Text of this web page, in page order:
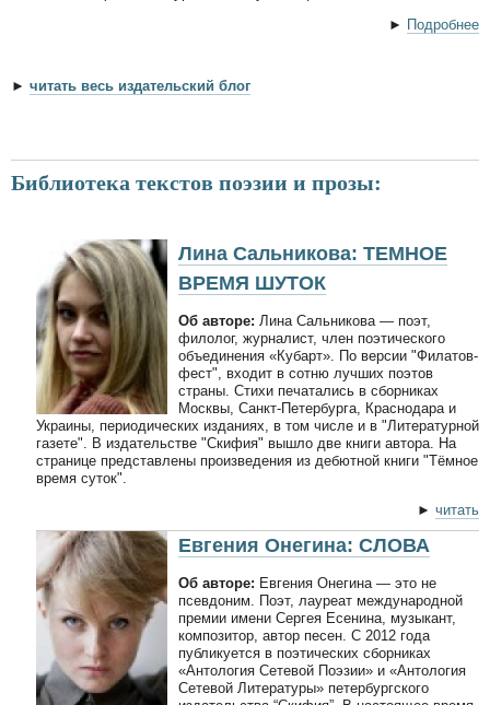
► Подробнее
► читать весь издательский блог
Библиотека текстов поэзии и прозы:
Лина Сальникова: ТЕМНОЕ
ВРЕМЯ ШУТОК
Об авторе: Лина Сальникова — поэт,
филолог, журналист, член поэтического
объединения «Кубарт». По версии "Филатов-
фест", входит в сотню лучших поэтов
страны. Стихи печатались в сборниках
Москвы, Санкт-Петербурга, Краснодара и
Украины, периодических изданиях, в том числе и в "Литературной
газете". В издательстве "Скифия" вышло две книги автора. На
странице представлены произведения из дебютной книги "Тёмное
время суток".
► читать
Евгения Онегина: СЛОВА
Об авторе: Евгения Онегина — это не
псевдоним. Поэт, лауреат международной
премии имени Сергея Есенина, музыкант,
композитор, автор песен. С 2012 года
публикуется в поэтических сборниках
«Антология Сетевой Поэзии» и «Антология
Сетевой Литературы» петербургского